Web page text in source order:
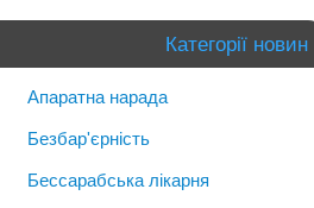
Категорії новин
Апаратна нарада
Безбар'єрність
Бессарабська лікарня